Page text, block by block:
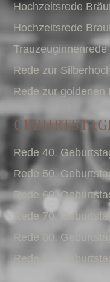
Hochzeitsrede
Hochzeitsrede
Trauzeuginnenrede
Rede zur
Rede zur goldenen
Rede 40.
Rede 50.
Rede 60.
Rede 70. Geburtstag
Rede 80.
Rede 90.